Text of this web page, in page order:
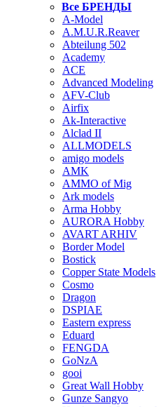
Все БРЕНДЫ
A-Model
A.M.U.R.Reaver
Abteilung 502
Academy
ACE
Advanced Modeling
AFV-Club
Airfix
Ak-Interactive
Alclad II
ALLMODELS
amigo models
AMK
AMMO of Mig
Ark models
Arma Hobby
AURORA Hobby
AVART ARHIV
Border Model
Bostick
Copper State Models
Cosmo
Dragon
DSPIAE
Eastern express
Eduard
FENGDA
GoNzA
gooi
Great Wall Hobby
Gunze Sangyo